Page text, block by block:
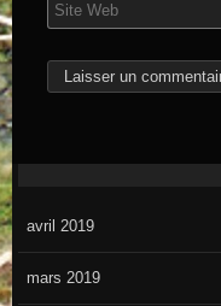
avril 2019
mars 2019